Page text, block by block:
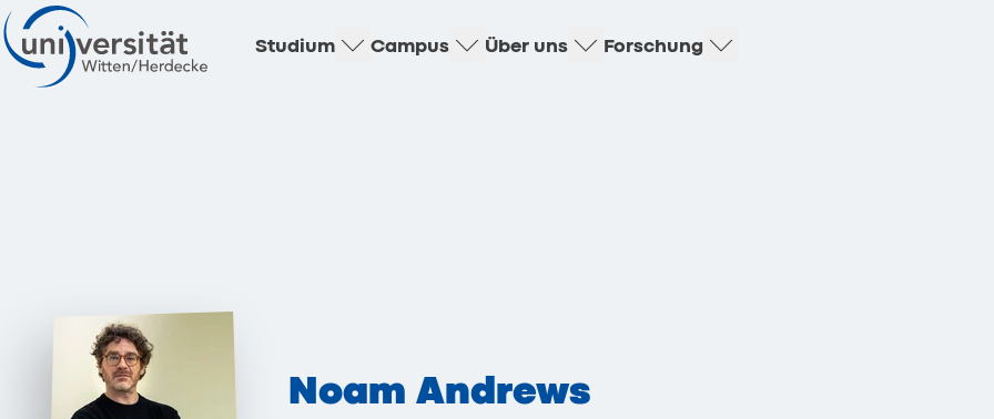
Studium Campus Über uns Forschung
Noam Andrews